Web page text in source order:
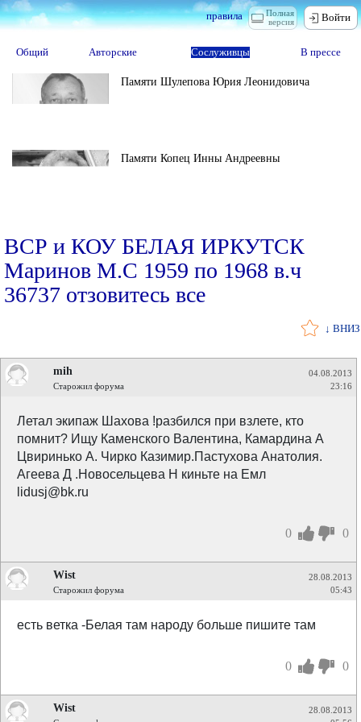
Полная
версия
правила Войти
Общий Авторские Сослуживцы В прессе
Памяти Шулепова Юрия Леонидовича
Памяти Копец Инны Андреевны
ВСР и КОУ БЕЛАЯ ИРКУТСК
Маринов М.С 1959 по 1968 в.ч
36737 отзовитесь все
↓ ВНИЗ
mih
Старожил форума
04.08.2013
23:16
Летал экипаж Шахова !разбился при взлете, кто
помнит? Ищу Каменского Валентина, Камардина А
Цвиринько А. Чирко Казимир.Пастухова Анатолия.
Агеева Д .Новосельцева Н киньте на Емл
lidusj@bk.ru
0 0
Wist
Старожил форума
28.08.2013
05:43
есть ветка -Белая там народу больше пишите там
0 0
Wist
28.08.2013